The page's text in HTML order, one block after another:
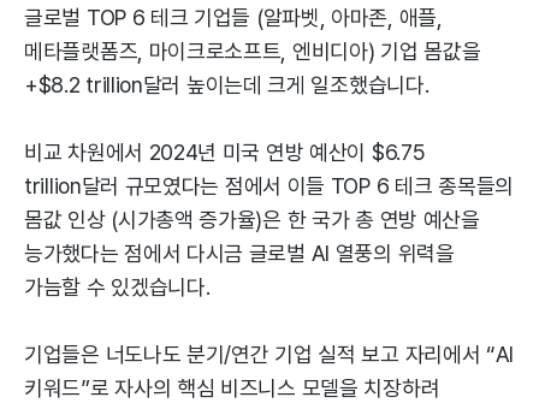
글로벌 TOP 6 테크 기업들 (알파벳, 아마존, 애플,
메타플랫폼즈, 마이크로소프트, 엔비디아) 기업 몸값을
+$8.2 trillion달러 높이는데 크게 일조했습니다.
비교 차원에서 2024년 미국 연방 예산이 $6.75
trillion달러 규모였다는 점에서 이들 TOP 6 테크 종목들의
몸값 인상 (시가총액 증가율)은 한 국가 총 연방 예산을
능가했다는 점에서 다시금 글로벌 AI 열풍의 위력을
가늠할 수 있겠습니다.
기업들은 너도나도 분기/연간 기업 실적 보고 자리에서 “AI
키워드”로 자사의 핵심 비즈니스 모델을 치장하려